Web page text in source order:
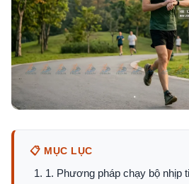
📋 MỤC LỤC
1. Phương pháp chạy bộ nhịp